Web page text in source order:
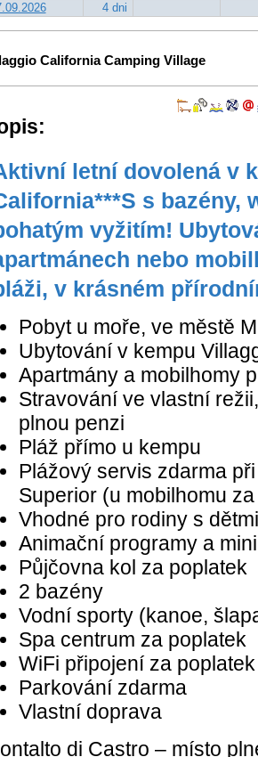
4 dni
California Camping Village
letní dovolená v
s bazény,
vyžitím!
nebo
v krásném
Pobyt u moře, ve městě
Ubytování v kempu
Apartmány a mobilhomy
Stravování ve vlastní
plnou penzi
Pláž přímo u kempu
Plážový servis zdarma
Superior (u mobilhomu
Vhodné pro rodiny s dětmi
Animační programy a
Půjčovna kol za poplatek
2 bazény
Vodní sporty (kanoe,
Spa centrum za poplatek
WiFi připojení za poplatek
Parkování zdarma
Vlastní doprava
di Castro – místo